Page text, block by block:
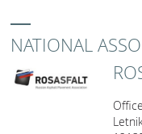
NATIONAL